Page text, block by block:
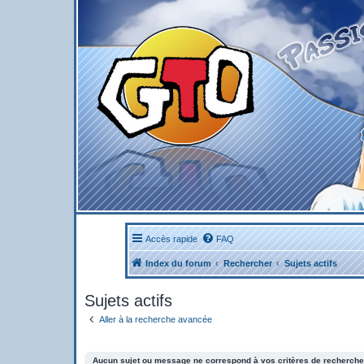
Accès rapide FAQ
Index du forum Rechercher Sujets actifs
Sujets actifs
Aller à la recherche avancée
Aucun sujet ou message ne correspond à vos critères de